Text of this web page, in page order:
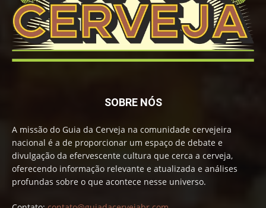
SOBRE NÓS
A missão do Guia da Cerveja na comunidade cervejeira
nacional é a de proporcionar um espaço de debate e
divulgação da efervescente cultura que cerca a cerveja,
oferecendo informação relevante e atualizada e análises
profundas sobre o que acontece nesse universo.